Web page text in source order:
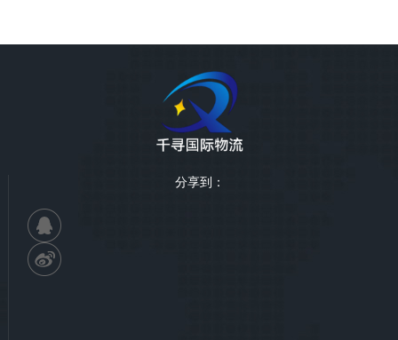
分享到：